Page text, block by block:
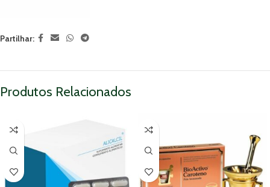
Partilhar:
Produtos Relacionados